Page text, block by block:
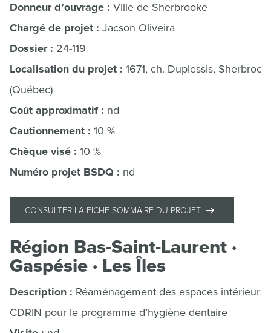
Donneur d’ouvrage : Ville de Sherbrooke
Chargé de projet : Jacson Oliveira
Dossier : 24-119
Localisation du projet : 1671, ch. Duplessis,
(Québec)
Coût approximatif : nd
Cautionnement : 10 %
Chèque visé : 10 %
Numéro projet BSDQ : nd
CONSULTER LA FICHE SOMMAIRE DU PROJET
Région Bas-Saint-Laurent ·
Gaspésie · Les Îles
Description : Réaménagement des espaces intérieurs
CDRIN pour le programme d’hygiène dentaire